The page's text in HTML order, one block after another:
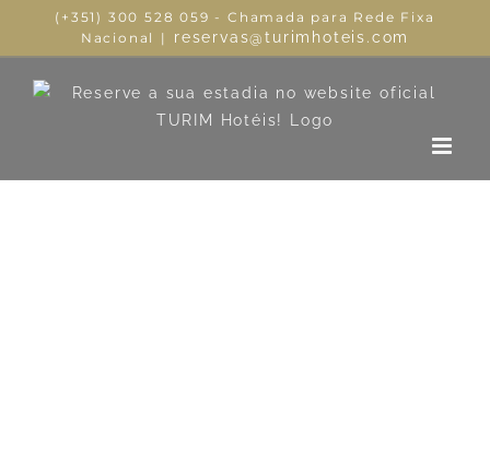
(+351) 300 528 059 - Chamada para Rede Fixa
Nacional
| reservas@turimhoteis.com